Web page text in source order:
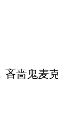
吝啬鬼麦